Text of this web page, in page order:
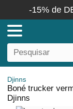
-15% de
Djinns
Boné trucker
Djinns